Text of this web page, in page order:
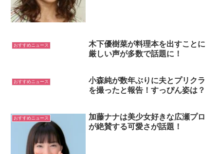
おすすめニュース
木下優樹菜が料理本を出すことに
厳しい声が多数で話題に！
おすすめニュース
小森純が数年ぶりに夫とプリクラ
を撮ったと報告！すっぴん姿は？
おすすめニュース
加藤ナナは美少女好きな広瀬プロ
が絶賛する可愛さが話題！